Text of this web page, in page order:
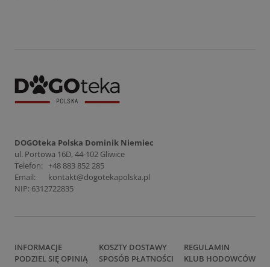
DOGOteka Polska Dominik Niemiec
ul. Portowa 16D, 44-102 Gliwice
Telefon: +48 883 852 285
Email:
kontakt@dogotekapolska.pl
NIP: 6312722835
INFORMACJE
PODZIEL SIĘ OPINIĄ
KOSZTY DOSTAWY
SPOSÓB PŁATNOŚCI
REGULAMIN
KLUB HODOWCÓW